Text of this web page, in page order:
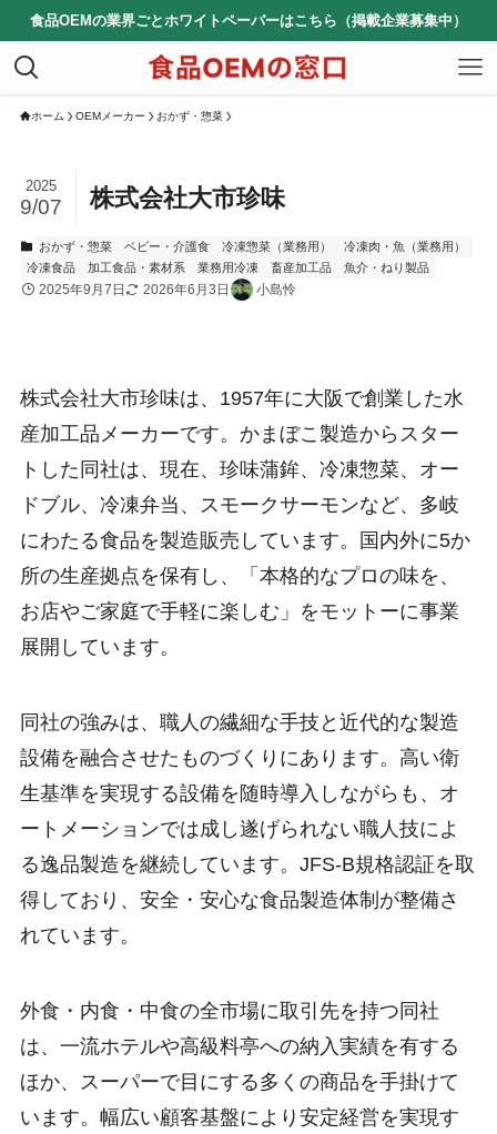
食品OEMの業界ごとホワイトペーパーはこちら（掲載企業募集中）
ホーム OEMメーカー おかず・惣菜
株式会社大市珍味
2025
9/07
おかず・惣菜 ベビー・介護食 冷凍惣菜（業務用）
冷凍肉・魚（業務用）
冷凍食品
加工食品・素材系 業務用冷凍 畜産加工品 魚介・ねり製品
2025年9月7日 2026年6月3日 小島怜
株式会社大市珍味は、1957年に大阪で創業した水
産加工品メーカーです。かまぼこ製造からスター
トした同社は、現在、珍味蒲鉾、冷凍惣菜、オー
ドブル、冷凍弁当、スモークサーモンなど、多岐
にわたる食品を製造販売しています。国内外に5か
所の生産拠点を保有し、「本格的なプロの味を、
お店やご家庭で手軽に楽しむ」をモットーに事業
展開しています。
同社の強みは、職人の繊細な手技と近代的な製造
設備を融合させたものづくりにあります。高い衛
生基準を実現する設備を随時導入しながらも、オ
ートメーションでは成し遂げられない職人技によ
る逸品製造を継続しています。JFS-B規格認証を取
得しており、安全・安心な食品製造体制が整備さ
れています。
外食・内食・中食の全市場に取引先を持つ同社
は、一流ホテルや高級料亭への納入実績を有する
ほか、スーパーで目にする多くの商品を手掛けて
います。幅広い顧客基盤により安定経営を実現す